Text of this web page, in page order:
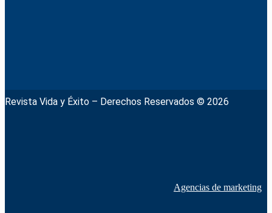
Revista Vida y Éxito – Derechos Reservados © 2026
Agencias de marketing